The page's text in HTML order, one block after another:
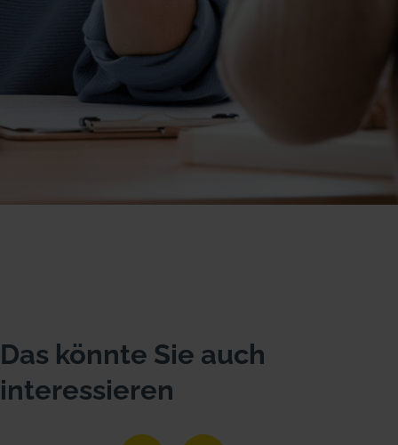
Das könnte Sie auch
interessieren